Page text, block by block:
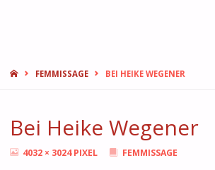
STARTFEMMISSAGE BEI HEIKE WEGENER
Bei Heike Wegener
ORIGINALGRÖSSE
4032 × 3024PIXEL FEMMISSAGE